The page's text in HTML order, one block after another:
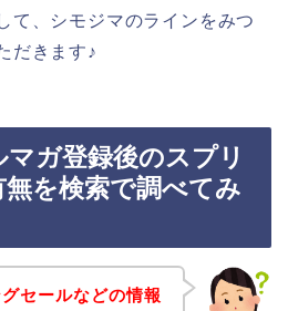
て、シモジマのラインをみつ
だきます♪
ガ登録後のスプリ
を検索で調べてみ
セールなどの情報